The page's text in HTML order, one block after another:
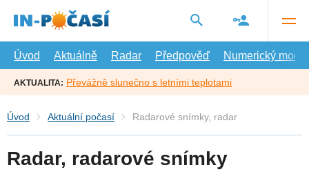
hlavní
Úvod
Aktuálně Radar Předpověď Numerický model
AKTUALITA: Převážně slunečno s letními teplotami
Úvod Aktuální počasí Radarové snímky, radar
Radar, radarové snímky